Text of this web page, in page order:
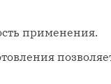
применения.